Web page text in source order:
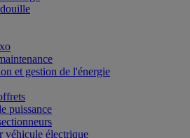
et gestion de l'énergie
puissance
véhicule électrique